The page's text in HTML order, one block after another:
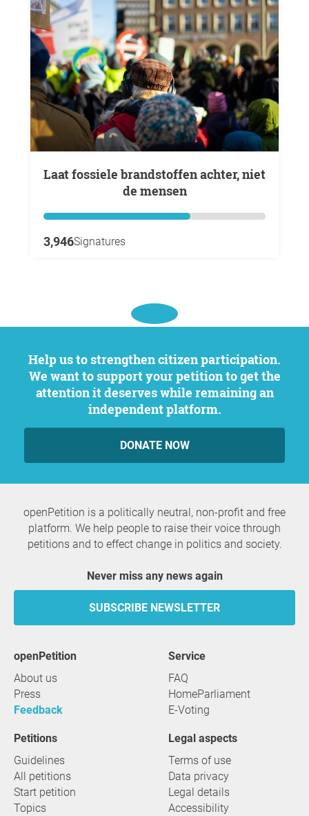
Laat fossiele brandstoffen achter, niet
de mensen
3,946Signatures
Help us to strengthen citizen participation.
We want to support your petition to get the
attention it deserves while remaining an
independent platform.
DONATE NOW
openPetition is a politically neutral, non-profit and free
platform. We help people to raise their voice through
petitions and to effect change in politics and society.
Never miss any news again
SUBSCRIBE NEWSLETTER
openPetition
About us
Press
Feedback
service
FAQ
HomeParliament
E-Voting
Petitions
Guidelines
All petitions
Start petition
Topics
Legal aspects
Terms of use
Data privacy
Legal details
Accessibility